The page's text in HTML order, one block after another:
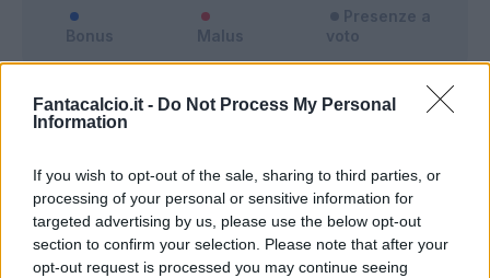
Fantacalcio.it - Do Not Process My Personal
Information
If you wish to opt-out of the sale, sharing to third parties, or
processing of your personal or sensitive information for
targeted advertising by us, please use the below opt-out
section to confirm your selection. Please note that after your
opt-out request is processed you may continue seeing
Bonus Malus
Presenze a
voto
Quotazioni